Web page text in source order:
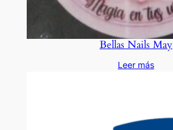
Bellas Nails May
Leer más